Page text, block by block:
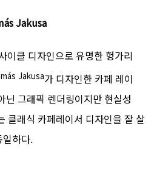
Jakusa
이클 디자인으로 유명한 헝가리
Jakusa가 디자인한 카페 레이
닌 그래픽 렌더링이지만 현실성
클래식 카페레이서 디자인을 잘 살
일하다.